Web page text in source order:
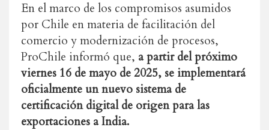
En el marco de los compromisos asumidos
por Chile en materia de facilitación del
comercio y modernización de procesos,
ProChile informó que, a partir del próximo
viernes 16 de mayo de 2025, se implementará
oficialmente un nuevo sistema de
certificación digital de origen para las
exportaciones a India.